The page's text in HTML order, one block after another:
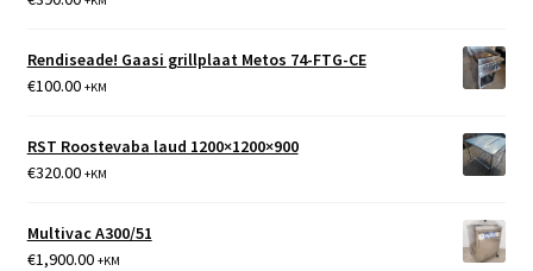
Rendiseade! Gaasi grillplaat Metos 74-FTG-CE
€100.00 +KM
RST Roostevaba laud 1200×1200×900
€320.00 +KM
Multivac A300/51
€1,900.00 +KM